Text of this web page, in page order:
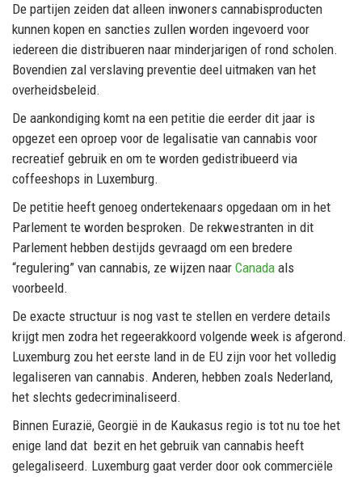
De partijen zeiden dat alleen inwoners cannabisproducten
kunnen kopen en sancties zullen worden ingevoerd voor
iedereen die distribueren naar minderjarigen of rond scholen.
Bovendien zal verslaving preventie deel uitmaken van het
overheidsbeleid.
De aankondiging komt na een petitie die eerder dit jaar is
opgezet een oproep voor de legalisatie van cannabis voor
recreatief gebruik en om te worden gedistribueerd via
coffeeshops in Luxemburg.
De petitie heeft genoeg ondertekenaars opgedaan om in het
Parlement te worden besproken. De rekwestranten in dit
Parlement hebben destijds gevraagd om een bredere
“regulering” van cannabis, ze wijzen naar Canada als
voorbeeld.
De exacte structuur is nog vast te stellen en verdere details
krijgt men zodra het regeerakkoord volgende week is afgerond.
Luxemburg zou het eerste land in de EU zijn voor het volledig
legaliseren van cannabis. Anderen, hebben zoals Nederland,
het slechts gedecriminaliseerd.
Binnen Eurazië, Georgië in de Kaukasus regio is tot nu toe het
enige land dat bezit en het gebruik van cannabis heeft
gelegaliseerd. Luxemburg gaat verder door ook commerciële